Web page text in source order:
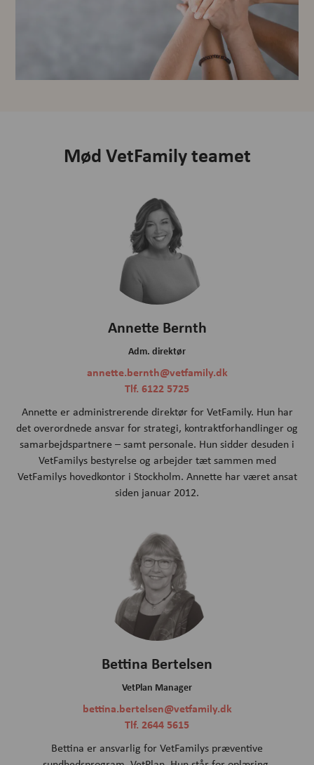
Mød VetFamily teamet
Annette Bernth
Adm. direktør
annette.bernth@vetfamily.dk
Tlf. 6122 5725
Annette er administrerende direktør for VetFamily. Hun har
det overordnede ansvar for strategi, kontraktforhandlinger og
samarbejdspartnere – samt personale. Hun sidder desuden i
VetFamilys bestyrelse og arbejder tæt sammen med
VetFamilys hovedkontor i Stockholm. Annette har været ansat
siden januar 2012.
Bettina Bertelsen
VetPlan Manager
bettina.bertelsen@vetfamily.dk
Tlf. 2644 5615
Bettina er ansvarlig for VetFamilys præventive